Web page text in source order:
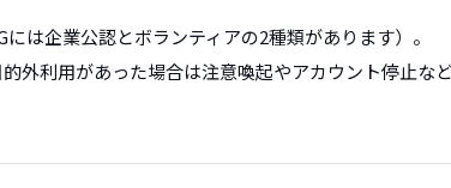
は企業公認とボランティアの2種類があります）。
外利用があった場合は注意喚起やアカウント停止な